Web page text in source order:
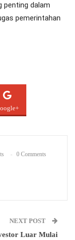
penting dalam
pemerintahan
0 Comments
NEXT POST
Luar Mulai